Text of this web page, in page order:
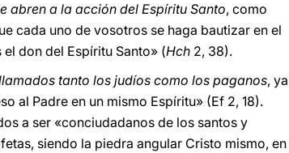
abren a la acción del Espíritu Santo, como
cada uno de vosotros se haga bautizar en el
don del Espíritu Santo» (Hch 2, 38).
tanto los judíos como los paganos, ya
al Padre en un mismo Espíritu» (Ef 2, 18).
a ser «conciudadanos de los santos y
siendo la piedra angular Cristo mismo, en